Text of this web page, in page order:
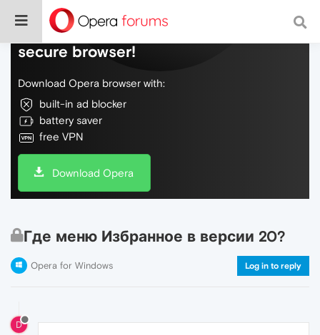
Do more on the web, with a fast and
secure browser!
Download Opera browser with:
built-in ad blocker
battery saver
free VPN
Download Opera
Где меню Избранное в версии 20?
Opera for Windows Log in to reply
D